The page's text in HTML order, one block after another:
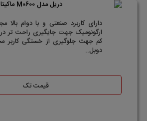
دارای کاربرد صنعتی و با دوام بالا
ارگونومیک جهت جایگیری راحت تر
کم جهت جلوگیری از خستگی کاربر
دوبل..
قیمت تک